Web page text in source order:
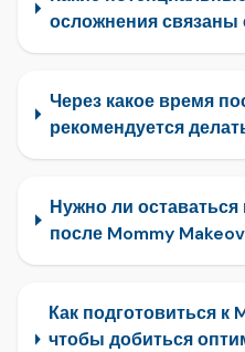
осложнения связаны
Через какое время
рекомендуется
Нужно ли
после Mommy
Как подготовиться к
чтобы добиться